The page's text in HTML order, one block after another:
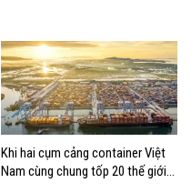
Khi hai cụm cảng container Việt
Nam cùng chung tốp 20 thế giới